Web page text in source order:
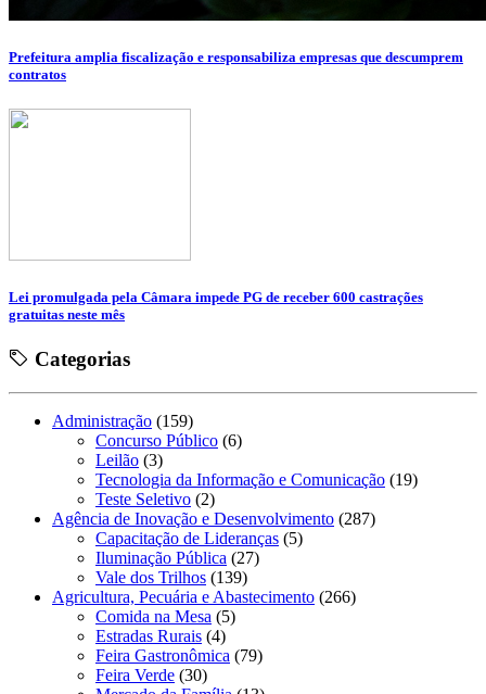
Prefeitura amplia fiscalização e responsabiliza empresas que descumprem
contratos
Lei promulgada pela Câmara impede PG de receber 600 castrações
gratuitas neste mês
Categorias
Administração (159)
Concurso Público (6)
Leilão (3)
Tecnologia da Informação e Comunicação (19)
Teste Seletivo (2)
Agência de Inovação e Desenvolvimento (287)
Capacitação de Lideranças (5)
Iluminação Pública (27)
Vale dos Trilhos (139)
Agricultura, Pecuária e Abastecimento (266)
Comida na Mesa (5)
Estradas Rurais (4)
Feira Gastronômica (79)
Feira Verde (30)